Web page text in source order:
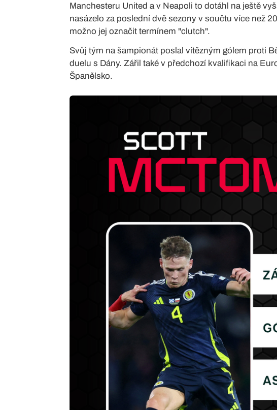
Manchesteru United a v Neapoli to dotáhl na ještě
nasázelo za poslední dvě sezony v součtu více než
možno jej označit termínem "clutch".
Svůj tým na šampionát poslal vítězným gólem proti
duelu s Dány. Zářil také v předchozí kvalifikaci na
Španělsko.